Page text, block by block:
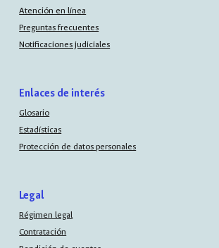
Atención en línea
Preguntas frecuentes
Notificaciones judiciales
Enlaces de interés
Glosario
Estadísticas
Protección de datos personales
Legal
Régimen legal
Contratación